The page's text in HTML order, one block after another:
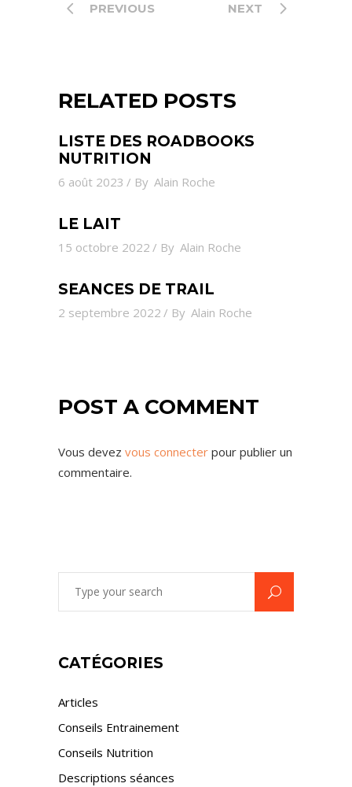
PREVIOUS NEXT
RELATED POSTS
LISTE DES ROADBOOKS
NUTRITION
6 août 2023 By Alain Roche
LE LAIT
15 octobre 2022 By Alain Roche
SEANCES DE TRAIL
2 septembre 2022 By Alain Roche
POST A COMMENT
Vous devez vous connecter pour publier un
commentaire.
CATÉGORIES
Articles
Conseils Entrainement
Conseils Nutrition
Descriptions séances